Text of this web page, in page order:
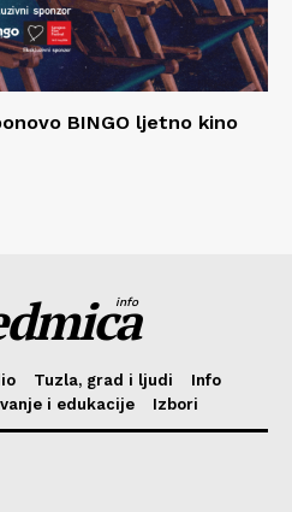
BINGO ljetno kino
info
Tuzla, grad i ljudi
Info
i edukacije Izbori